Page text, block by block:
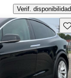
Verif. disponibilidad